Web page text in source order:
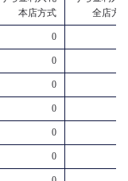
本店方式
全店方
0
0
0
0
0
0